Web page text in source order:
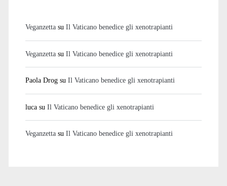
Veganzettasu Il Vaticano benedice gli xenotrapianti
Veganzettasu Il Vaticano benedice gli xenotrapianti
Paola Drogsu Il Vaticano benedice gli xenotrapianti
lucasu Il Vaticano benedice gli xenotrapianti
Veganzettasu Il Vaticano benedice gli xenotrapianti